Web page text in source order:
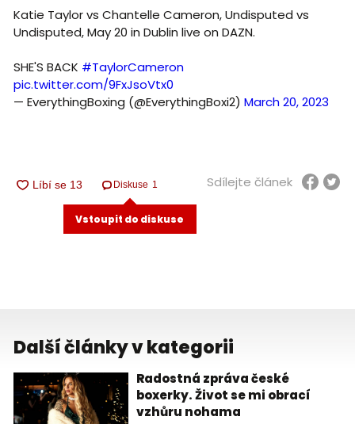
Katie Taylor vs Chantelle Cameron, Undisputed vs
Undisputed, May 20 in Dublin live on DAZN.
SHE'S BACK #TaylorCameron
pic.twitter.com/9FxJsoVtx0
— EverythingBoxing (@EverythingBoxi2) March 20, 2023
Diskuse 1
Vstoupit do diskuse
Sdílejte článek
Další články v kategorii
Radostná zpráva české
boxerky. Život se mi obrací
vzhůru nohama